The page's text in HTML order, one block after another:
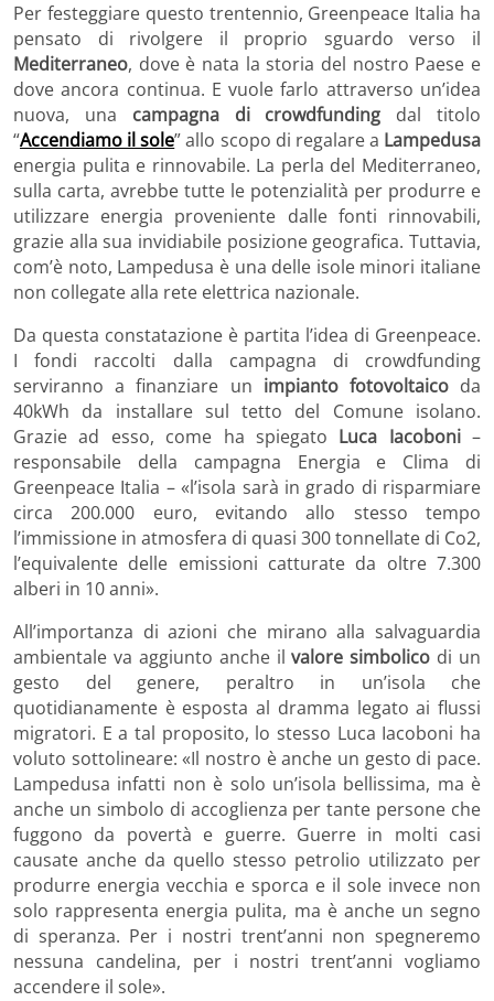
Per festeggiare questo trentennio, Greenpeace Italia ha
pensato di rivolgere il proprio sguardo verso il
Mediterraneo, dove è nata la storia del nostro Paese e
dove ancora continua. E vuole farlo attraverso un’idea
nuova, una campagna di crowdfunding dal titolo
“Accendiamo il sole” allo scopo di regalare a Lampedusa
energia pulita e rinnovabile. La perla del Mediterraneo,
sulla carta, avrebbe tutte le potenzialità per produrre e
utilizzare energia proveniente dalle fonti rinnovabili,
grazie alla sua invidiabile posizione geografica. Tuttavia,
com’è noto, Lampedusa è una delle isole minori italiane
non collegate alla rete elettrica nazionale.
Da questa constatazione è partita l’idea di Greenpeace.
I fondi raccolti dalla campagna di crowdfunding
serviranno a finanziare un impianto fotovoltaicoda
40kWh da installare sul tetto del Comune isolano.
Grazie ad esso, come ha spiegato Luca Iacoboni–
responsabile della campagna Energia e Clima di
Greenpeace Italia – «l’isola sarà in grado di risparmiare
circa 200.000 euro, evitando allo stesso tempo
l’immissione in atmosfera di quasi 300 tonnellate di Co2,
l’equivalente delle emissioni catturate da oltre 7.300
alberi in 10 anni».
All’importanza di azioni che mirano alla salvaguardia
ambientale va aggiunto anche ilvalore simbolico di un
gesto del genere, peraltro in un’isola che
quotidianamente è esposta al dramma legato ai flussi
migratori. E a tal proposito, lo stesso Luca Iacoboni ha
voluto sottolineare: «Il nostro è anche un gesto di pace.
Lampedusa infatti non è solo un’isola bellissima, ma è
anche un simbolo di accoglienza per tante persone che
fuggono da povertà e guerre. Guerre in molti casi
causate anche da quello stesso petrolio utilizzato per
produrre energia vecchia e sporca e il sole invece non
solo rappresenta energia pulita, ma è anche un segno
di speranza. Per i nostri trent’anni non spegneremo
nessuna candelina, per i nostri trent’anni vogliamo
accendere il sole».